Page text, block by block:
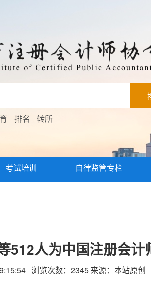
排名 转所
考试培训 自律监管专栏
512人为中国注册会
浏览次数： 2345 来源：本站原创